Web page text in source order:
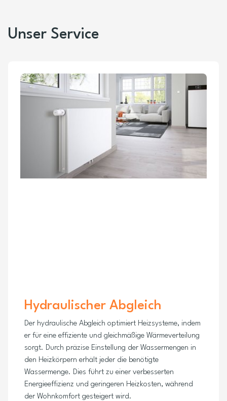
Unser Service
Hydraulischer Abgleich
Der hydraulische Abgleich optimiert Heizsysteme, indem
er für eine effiziente und gleichmäßige Wärmeverteilung
sorgt. Durch präzise Einstellung der Wassermengen in
den Heizkörpern erhält jeder die benötigte
Wassermenge. Dies führt zu einer verbesserten
Energieeffizienz und geringeren Heizkosten, während
der Wohnkomfort gesteigert wird.